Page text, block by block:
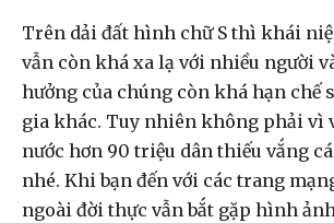
Trên dải đất hình chữ S thì khái
vẫn còn khá xa lạ với nhiều người
hưởng của chúng còn khá hạn chế
gia khác. Tuy nhiên không phải vì
nước hơn 90 triệu dân thiếu vắng
nhé. Khi bạn đến với các trang
ngoài đời thực vẫn bắt gặp hình